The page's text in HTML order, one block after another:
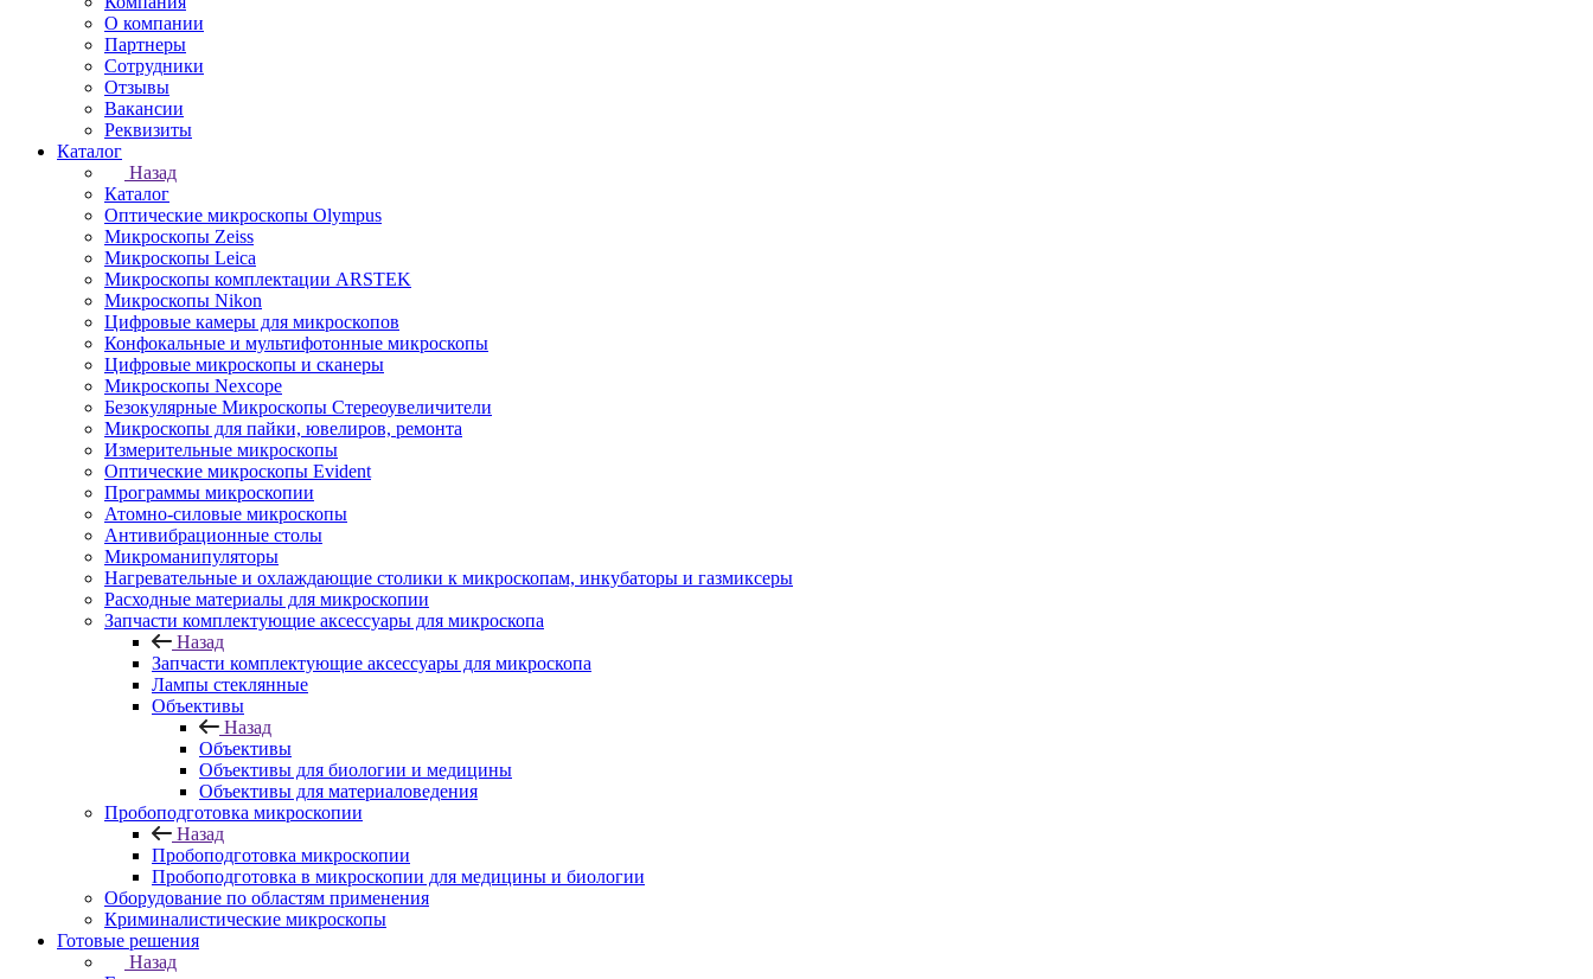
О компании
Партнеры
Сотрудники
Отзывы
Вакансии
Реквизиты
Каталог
Назад
Каталог
Оптические микроскопы Olympus
Микроскопы Zeiss
Микроскопы Leica
Микроскопы комплектации ARSTEK
Микроскопы Nikon
Цифровые камеры для микроскопов
Конфокальные и мультифотонные микроскопы
Цифровые микроскопы и сканеры
Микроскопы Nexcope
Безокулярные Микроскопы Стереоувеличители
Микроскопы для пайки, ювелиров, ремонта
Измерительные микроскопы
Оптические микроскопы Evident
Программы микроскопии
Атомно-силовые микроскопы
Антивибрационные столы
Микроманипуляторы
Нагревательные и охлаждающие столики к микроскопам, инкубаторы и газмиксеры
Расходные материалы для микроскопии
Запчасти комплектующие аксессуары для микроскопа
Назад
Запчасти комплектующие аксессуары для микроскопа
Лампы стеклянные
Объективы
Назад
Объективы
Объективы для биологии и медицины
Объективы для материаловедения
Пробоподготовка микроскопии
Назад
Пробоподготовка микроскопии
Пробоподготовка в микроскопии для медицины и биологии
Оборудование по областям применения
Криминалистические микроскопы
Готовые решения
Назад